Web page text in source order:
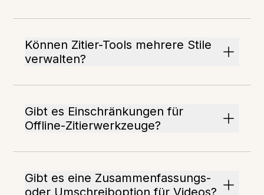
Können Zitier-Tools mehrere Stile
verwalten?
Gibt es Einschränkungen für
Offline-Zitierwerkzeuge?
Gibt es eine Zusammenfassungs-
oder Umschreiboption für Videos?